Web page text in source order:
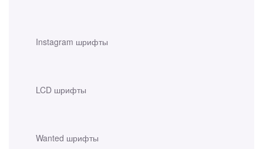
Instagram шрифты
LCD шрифты
Wanted шрифты